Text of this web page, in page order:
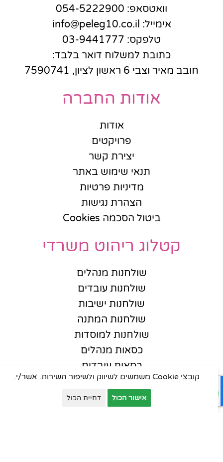
וואטסאפ: 054-5222900
אימייל: info@peleg10.co.il
טלפקס: 03-9441777
כתובת למשלוח דואר בלבד:
חובב מאיר וצבי 6 ראשון לציון, 7590741
אודות החברה
אודות
פרויקטים
יצירת קשר
תנאי שימוש באתר
מדיניות פרטיות
הצהרת נגישות
ביטול הסכמה Cookies
קטלוג ריהוט משרדי
שולחנות מנהלים
שולחנות עובדים
שולחנות ישיבות
שולחנות המתנה
שולחנות למוסדות
כסאות מנהלים
כסאות עובדים
כסאות אורחים
כסאות סטודנט
קובצי Cookie משמשים לשיווק ולשיפור השירות. אשר/י.
אישור הכול דחיית הכול